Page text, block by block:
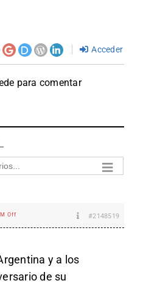
Acceder
para comentar
Off #2148519
y a los
de su